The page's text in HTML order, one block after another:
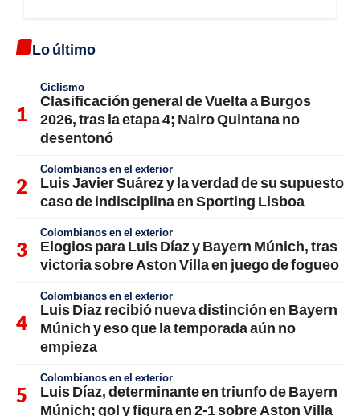
Lo último
Ciclismo
Clasificación general de Vuelta a Burgos
2026, tras la etapa 4; Nairo Quintana no
desentonó
Colombianos en el exterior
Luis Javier Suárez y la verdad de su supuesto
caso de indisciplina en Sporting Lisboa
Colombianos en el exterior
Elogios para Luis Díaz y Bayern Múnich, tras
victoria sobre Aston Villa en juego de fogueo
Colombianos en el exterior
Luis Díaz recibió nueva distinción en Bayern
Múnich y eso que la temporada aún no
empieza
Colombianos en el exterior
Luis Díaz, determinante en triunfo de Bayern
Múnich; gol y figura en 2-1 sobre Aston Villa